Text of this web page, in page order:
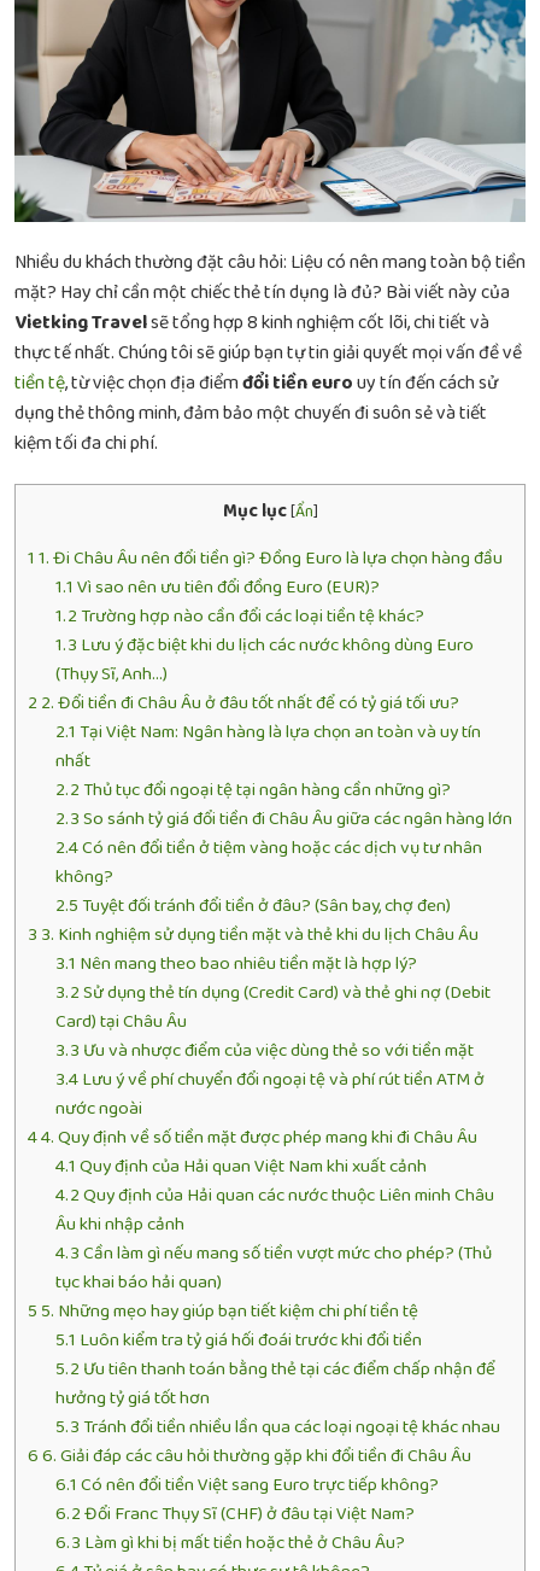
Nhiều du khách thường đặt câu hỏi: Liệu có nên mang toàn bộ tiền
mặt? Hay chỉ cần một chiếc thẻ tín dụng là đủ? Bài viết này của
Vietking Travelsẽ tổng hợp 8 kinh nghiệm cốt lõi, chi tiết và
thực tế nhất. Chúng tôi sẽ giúp bạn tự tin giải quyết mọi vấn đề về
tiền tệ, từ việc chọn địa điểmđổi tiền eurouy tín đến cách sử
dụng thẻ thông minh, đảm bảo một chuyến đi suôn sẻ và tiết
kiệm tối đa chi phí.
Mục lục[Ẩn]
1 1. Đi Châu Âu nên đổi tiền gì? Đồng Euro là lựa chọn hàng đầu
1.1 Vì sao nên ưu tiên đổi đồng Euro (EUR)?
1.2Trường hợp nào cần đổi các loại tiền tệ khác?
1.3 Lưu ý đặc biệt khi du lịch các nước không dùng Euro
(Thụy Sĩ, Anh…)
2 2. Đổi tiền đi Châu Âu ở đâu tốt nhất để có tỷ giá tối ưu?
2.1 Tại Việt Nam: Ngân hàng là lựa chọn an toàn và uy tín
nhất
2.2Thủ tục đổi ngoại tệ tại ngân hàng cần những gì?
2.3So sánh tỷ giá đổi tiền đi Châu Âu giữa các ngân hàng lớn
2.4Có nên đổi tiền ở tiệm vàng hoặc các dịch vụ tư nhân
không?
2.5Tuyệt đối tránh đổi tiền ở đâu? (Sân bay, chợ đen)
3 3. Kinh nghiệm sử dụng tiền mặt và thẻ khi du lịch Châu Âu
3.1 Nên mang theo bao nhiêu tiền mặt là hợp lý?
3.2Sử dụng thẻ tín dụng (Credit Card) và thẻ ghi nợ (Debit
Card) tại Châu Âu
3.3 Ưu và nhược điểm của việc dùng thẻ so với tiền mặt
3.4Lưu ý về phí chuyển đổi ngoại tệ và phí rút tiền ATM ở
nước ngoài
44. Quy định về số tiền mặt được phép mang khi đi Châu Âu
4.1 Quy định của Hải quan Việt Nam khi xuất cảnh
4.2Quy định của Hải quan các nước thuộc Liên minh Châu
Âu khi nhập cảnh
4.3Cần làm gì nếu mang số tiền vượt mức cho phép? (Thủ
tục khai báo hải quan)
5 5. Những mẹo hay giúp bạn tiết kiệm chi phí tiền tệ
5.1 Luôn kiểm tra tỷ giá hối đoái trước khi đổi tiền
5.2 Ưu tiên thanh toán bằng thẻ tại các điểm chấp nhận để
hưởng tỷ giá tốt hơn
5.3Tránh đổi tiền nhiều lần qua các loại ngoại tệ khác nhau
66. Giải đáp các câu hỏi thường gặp khi đổi tiền đi Châu Âu
6.1 Có nên đổi tiền Việt sang Euro trực tiếp không?
6.2Đổi Franc Thụy Sĩ (CHF) ở đâu tại Việt Nam?
6.3 Làm gì khi bị mất tiền hoặc thẻ ở Châu Âu?